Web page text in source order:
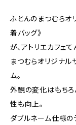
ふとんのまつむらオ
着バッグ》
が、アトリエカフェ
まつむらオリジナル
ム。
外観の変化はもちろ
性も向上。
ダブルネーム仕様の